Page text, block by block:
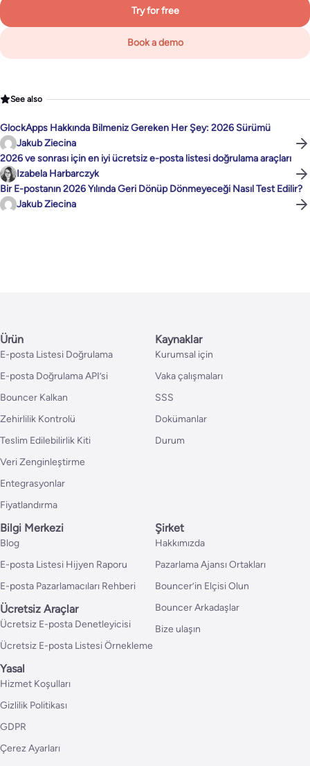
Try for free
Book a demo
See also
GlockApps Hakkında Bilmeniz Gereken Her Şey: 2026 Sürümü
Jakub Ziecina
2026 ve sonrası için en iyi ücretsiz e-posta listesi doğrulama araçları
Izabela Harbarczyk
Bir E-postanın 2026 Yılında Geri Dönüp Dönmeyeceği Nasıl Test Edilir?
Jakub Ziecina
Ürün
E-posta Listesi Doğrulama
E-posta Doğrulama API’si
Bouncer Kalkan
Zehirlilik Kontrolü
Teslim Edilebilirlik Kiti
Veri Zenginleştirme
Entegrasyonlar
Fiyatlandırma
Kaynaklar
Kurumsal için
Vaka çalışmaları
SSS
Dokümanlar
Durum
Bilgi Merkezi
Blog
E-posta Listesi Hijyen Raporu
E-posta Pazarlamacıları Rehberi
Ücretsiz Araçlar
Ücretsiz E-posta Denetleyicisi
Ücretsiz E-posta Listesi Örnekleme
Şirket
Hakkımızda
Pazarlama Ajansı Ortakları
Bouncer’in Elçisi Olun
Bouncer Arkadaşlar
Bize ulaşın
Yasal
Hizmet Koşulları
Gizlilik Politikası
GDPR
Çerez Ayarları